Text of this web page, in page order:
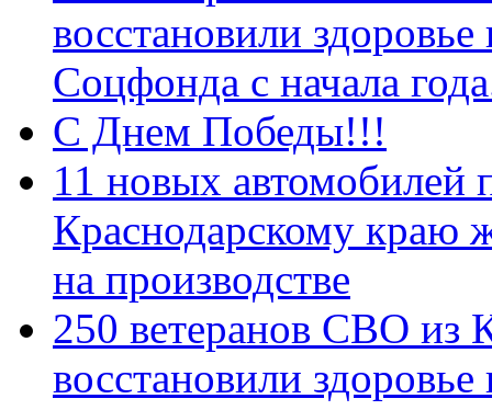
восстановили
Соцфонда с начала
С Днем Победы!!!
11 новых автомобилей
Краснодарскому краю
на производстве
250 ветеранов СВО из
восстановили